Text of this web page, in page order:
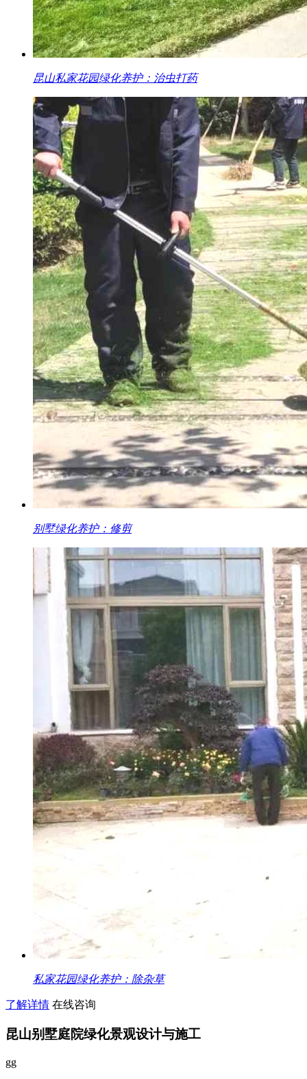
昆山私家花园绿化养护：治虫打药
别墅绿化养护：修剪
私家花园绿化养护：除杂草
了解详情 在线咨询
昆山别墅庭院绿化景观设计与施工
gg